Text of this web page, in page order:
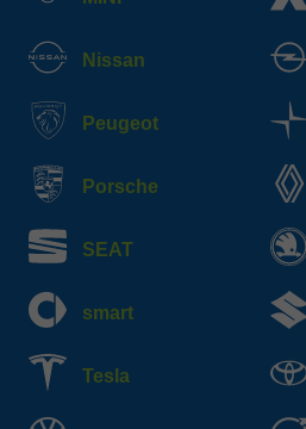
Nissan
Peugeot
Porsche
SEAT
smart
Tesla